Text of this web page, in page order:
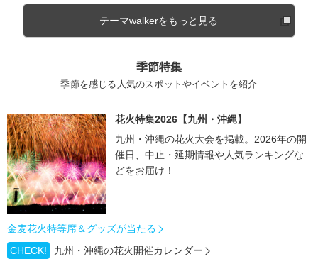
テーマwalkerをもっと見る
季節特集
季節を感じる人気のスポットやイベントを紹介
花火特集2026【九州・沖縄】
九州・沖縄の花火大会を掲載。2026年の開
催日、中止・延期情報や人気ランキングな
どをお届け！
金麦花火特等席＆グッズが当たる
CHECK!
九州・沖縄の花火開催カレンダー